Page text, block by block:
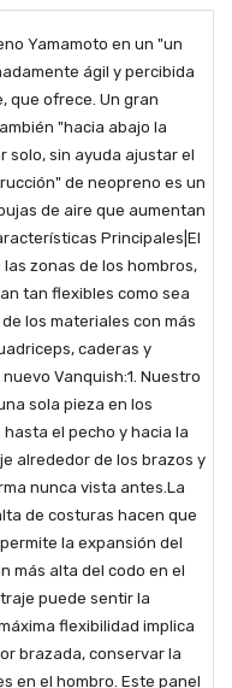
Yamamoto en un "un
ágil y percibida
que ofrece. Un gran
"hacia abajo la
solo, sin ayuda ajustar el
de neopreno es un
de aire que aumentan
Principales|El
zonas de los hombros,
tan flexibles como sea
los materiales con más
caderas y
Vanquish:1. Nuestro
sola pieza en los
el pecho y hacia la
alrededor de los brazos y
nunca vista antes.La
de costuras hacen que
la expansión del
más alta del codo en el
puede sentir la
flexibilidad implica
brazada, conservar la
en el hombro. Este panel